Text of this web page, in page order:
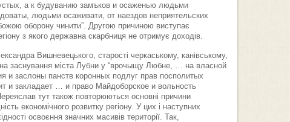
а к будуванию замъков и осаженью людьми
людьми осаживати, от наездов неприятельских
оборону чинити”. Другою причиною виступає
з якого державна скарбниця не отримує доходів.
Вишневецького, старості черкаському, канівському,
заснування міста Лубни у “врочыщу Любне, … на власной
и заслоны панств коронных подлуг прав посполитых
и закладает … и право Майдоборское и вольность
тут також повторюються основні причини
економічного розвитку регіону. У цих і наступних
освоєння значних масивів території. Так,